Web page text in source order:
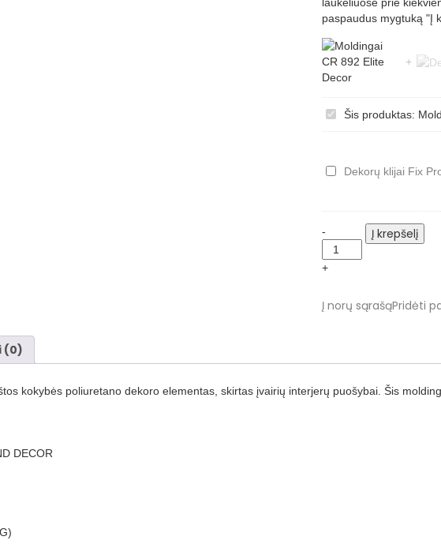
laukeliuose prie
paspaudus mygtuką "Į
Moldingai
CR
cm.
Decor
Šis produktas:
DekorųDekorų klijai Fix
Moldingai
CR
892
Elite
-
+
Į krepšelį
Į norų sąrašąPridėti
(0)
kokybės poliuretano dekoro elementas, skirtas įvairių interjerų puošybai. Šis
DECOR